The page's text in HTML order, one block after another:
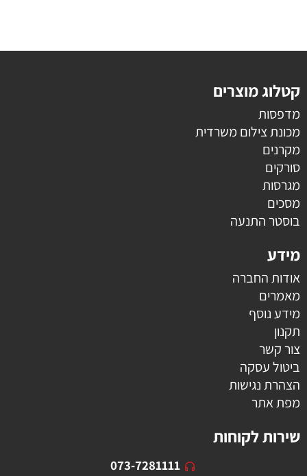
קטלוג מוצרים
מדפסות
מכונת צילום משרדית
מקרנים
סורקים
מגרסות
מסכים
בוסטר התנעה
מידע
אודות החברה
מאמרים
מידע נוסף
תקנון
צור קשר
ביטול עסקה
הצהרת נגישות
מפת אתר
שירות לקוחות
073-7281111